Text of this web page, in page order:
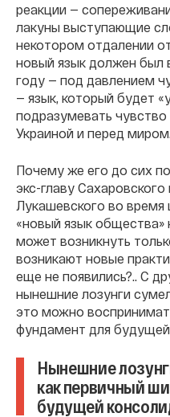
реакции —
лакуны выступающие
некотором отдалении
новый язык должен был
году — под давлением
— язык, который будет
подразумевать чувство
Украиной и перед миром.
Почему же его до сих
экс-главу Сахаровского
Лукашевского во время
«новый язык общества»
может возникнуть
возникают новые
еще не появились?.. С
нынешние лозунги
это можно
фундамент для
Нынешние
как первичный
будущей